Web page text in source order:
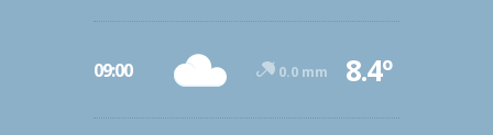
09:00 0.0 mm 8.4º